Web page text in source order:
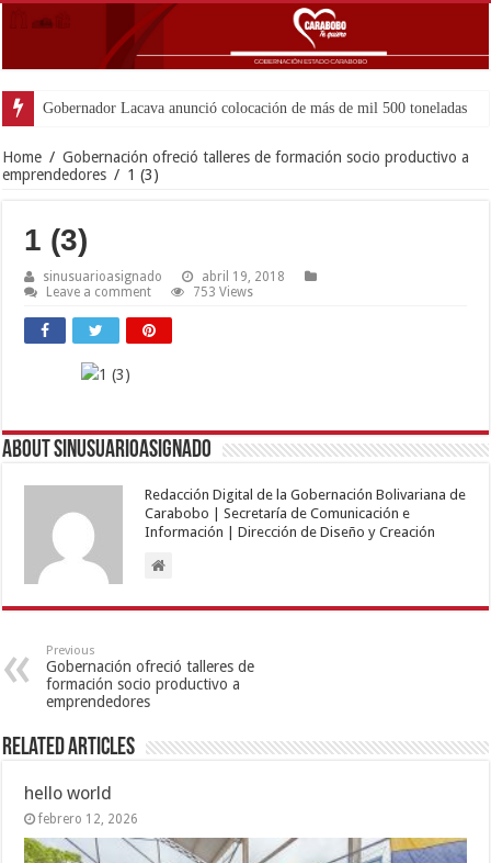
Home / Gobernación ofreció talleres de formación socio productivo a
emprendedores / 1 (3)
1 (3)
sinusuarioasignado
abril 19, 2018
Leave a comment
753 Views
About sinusuarioasignado
Redacción Digital de la Gobernación Bolivariana de
Carabobo | Secretaría de Comunicación e
Información | Dirección de Diseño y Creación
Previous
Gobernación ofreció talleres de
formación socio productivo a
emprendedores
Related Articles
hello world
febrero 12, 2026